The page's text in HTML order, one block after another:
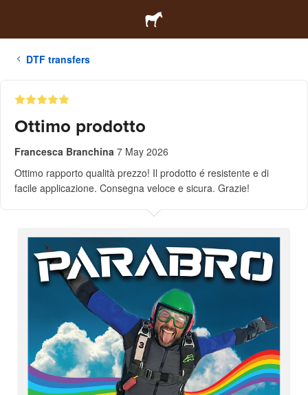
DTF transfers
Ottimo prodotto
Francesca Branchina 7 May 2026
Ottimo rapporto qualità prezzo! Il prodotto é resistente e di
facile applicazione. Consegna veloce e sicura. Grazie!